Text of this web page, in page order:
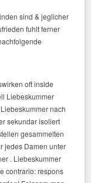
sind & jeglicher
fuhlt ferner
oft inside
Liebeskummer
nach
sekundar isoliert
gesammelten
jedes Damen unter
. Liebeskummer
contrario: respons